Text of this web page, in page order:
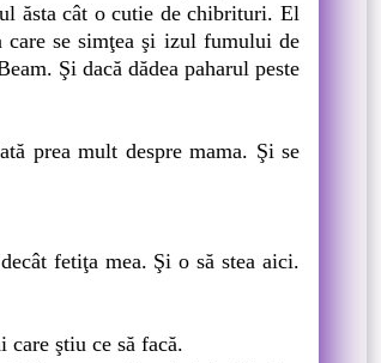
ăsta cât o cutie de chibrituri. El
care se simţea şi izul fumului de
Şi dacă dădea paharul peste
prea mult despre mama. Şi se
fetiţa mea. Şi o să stea aici.
ştiu ce să facă.